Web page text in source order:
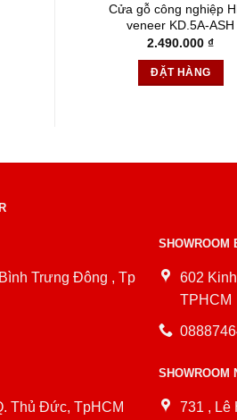
Cửa gỗ công nghiệp
veneer KD.5A-ASH
2.490.000₫
ĐẶT HÀNG
Trưng Đông , Tp
Thủ Đức, TpHCM
SHOWROOM
602
TPHCM
SHOWROOM
731 , Lê